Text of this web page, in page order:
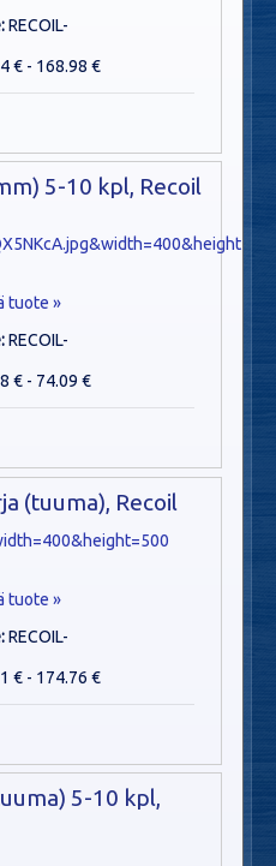
RECOIL-
€ - 168.98 €
5-10 kpl, Recoil
tuote »
RECOIL-
€ - 74.09 €
(tuuma), Recoil
tuote »
RECOIL-
€ - 174.76 €
5-10 kpl,